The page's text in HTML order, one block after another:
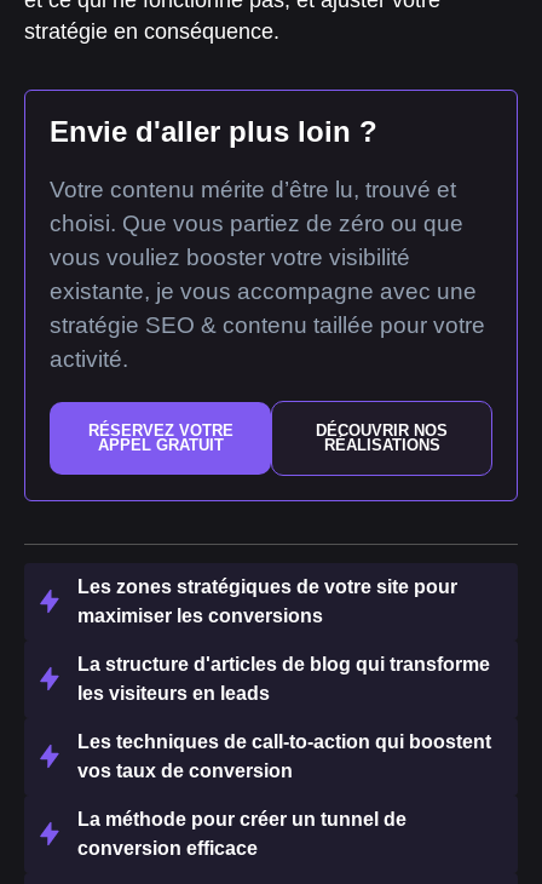
stratégie en conséquence.
Envie d'aller plus loin ?
Votre contenu mérite d’être lu, trouvé et
choisi. Que vous partiez de zéro ou que
vous vouliez booster votre visibilité
existante, je vous accompagne avec une
stratégie SEO & contenu taillée pour votre
activité.
RÉSERVEZ VOTRE
APPEL GRATUIT
DÉCOUVRIR NOS
RÉALISATIONS
Les zones stratégiques de votre site pour
maximiser les conversions
La structure d'articles de blog qui transforme
les visiteurs en leads
Les techniques de call-to-action qui boostent
vos taux de conversion
La méthode pour créer un tunnel de
conversion efficace